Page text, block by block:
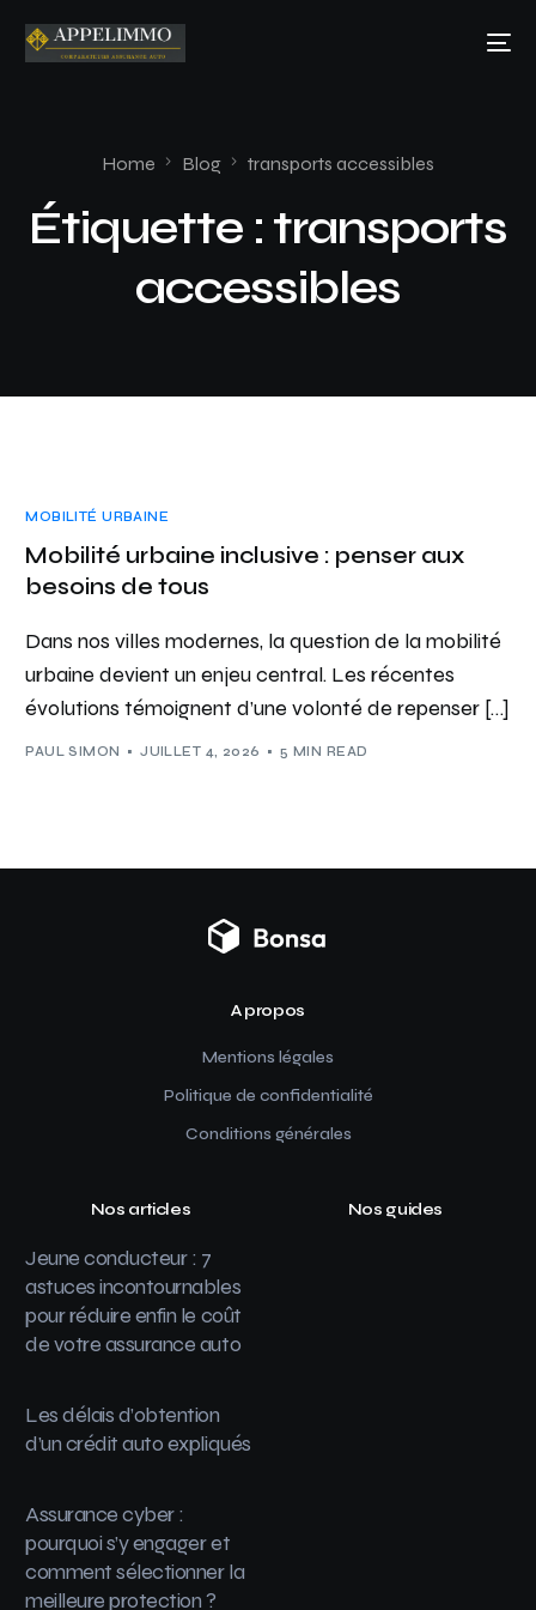
Home Blog transports accessibles
Étiquette : transports
accessibles
MOBILITÉ URBAINE
Mobilité urbaine inclusive : penser aux
besoins de tous
Dans nos villes modernes, la question de la mobilité
urbaine devient un enjeu central. Les récentes
évolutions témoignent d’une volonté de repenser […]
PAUL SIMON JUILLET 4, 2026 5 MIN READ
A propos
Mentions légales
Politique de confidentialité
Conditions générales
Nos articles
Jeune conducteur : 7
astuces incontournables
pour réduire enfin le coût
de votre assurance auto
Les délais d’obtention
d’un crédit auto expliqués
Assurance cyber :
pourquoi s’y engager et
comment sélectionner la
meilleure protection ?
Nos guides